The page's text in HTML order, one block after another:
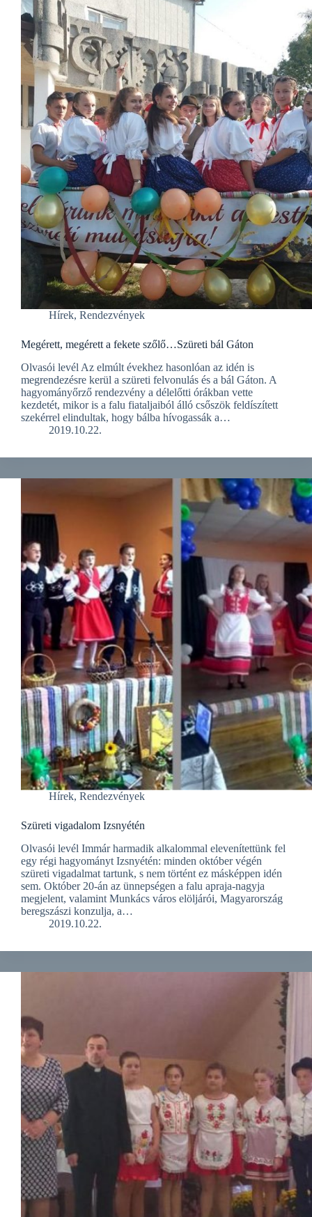
Hírek, Rendezvények
Megérett, megérett a fekete szőlő…Szüreti bál Gáton
Olvasói levél Az elmúlt évekhez hasonlóan az idén is
megrendezésre kerül a szüreti felvonulás és a bál Gáton. A
hagyományőrző rendezvény a délelőtti órákban vette
kezdetét, mikor is a falu fiataljaiból álló csőszök feldíszített
szekérrel elindultak, hogy bálba hívogassák a…
2019.10.22.
Hírek, Rendezvények
Szüreti vigadalom Izsnyétén
Olvasói levél Immár harmadik alkalommal elevenítettünk fel
egy régi hagyományt Izsnyétén: minden október végén
szüreti vigadalmat tartunk, s nem történt ez másképpen idén
sem. Október 20-án az ünnepségen a falu apraja-nagyja
megjelent, valamint Munkács város elöljárói, Magyarország
beregszászi konzulja, a…
2019.10.22.